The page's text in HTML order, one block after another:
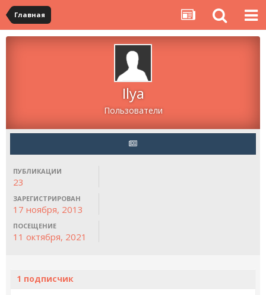
Главная
Ilya
Пользователи
ПУБЛИКАЦИИ
23
ЗАРЕГИСТРИРОВАН
17 ноября, 2013
ПОСЕЩЕНИЕ
11 октября, 2021
1 подписчик